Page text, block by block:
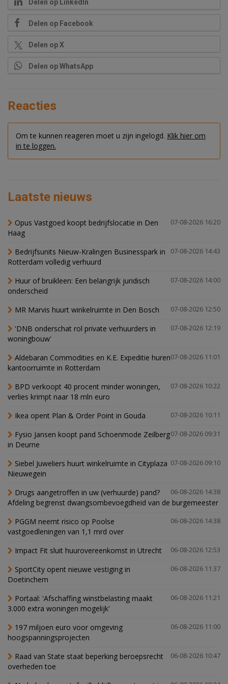
Delen op LinkedIn
Delen op Facebook
Delen op X
Delen op WhatsApp
Reacties
Om te kunnen reageren moet u zijn ingelogd. Klik hier om
in te loggen.
Laatste nieuws
07-08-2026 16:20
Opus Vastgoed koopt bedrijfslocatie in Den
Haag
07-08-2026 14:43
Bedrijfsunits Nieuw-Kralingen Businesspark in
Rotterdam volledig verhuurd
07-08-2026 14:00
Huur of bruikleen: Een belangrijk juridisch
onderscheid
07-08-2026 12:50
MR Marvis huurt winkelruimte in Den Bosch
07-08-2026 12:19
'DNB onderschat rol private verhuurders in
woningbouw'
07-08-2026 11:01
Aldebaran Commodities en K.E. Expeditie huren
kantoorruimte in Rotterdam
07-08-2026 10:22
BPD verkoopt 40 procent minder woningen,
verlies krimpt naar 18 mln euro
07-08-2026 10:11
Ikea opent Plan & Order Point in Gouda
07-08-2026 09:31
Fysio Jansen koopt pand Schoenmode Zeilberg
in Deurne
07-08-2026 09:10
Siebel Juweliers huurt winkelruimte in Cityplaza
Nieuwegein
06-08-2026 14:38
Drugs aangetroffen in uw (verhuurde) pand?
Afdeling begrenst dwangsombevoegdheid van de burgemeester
06-08-2026 14:38
PGGM neemt risico op Poolse
vastgoedleningen van 1,1 mrd over
06-08-2026 12:53
Impact Fit sluit huurovereenkomst in Utrecht
06-08-2026 11:37
SportCity opent nieuwe vestiging in
Doetinchem
06-08-2026 11:21
Portaal: 'Afschaffing winstbelasting maakt
3.000 extra woningen mogelijk'
06-08-2026 11:00
197 miljoen euro voor omgeving
hoogspanningsprojecten
06-08-2026 10:47
Raad van State staat beperking beroepsrecht
overheden toe